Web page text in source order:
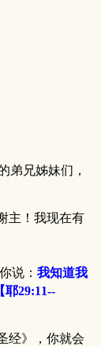
弟兄姊妹们，
主！我现在有
说： 我知道我
29:11--
经》，你就会